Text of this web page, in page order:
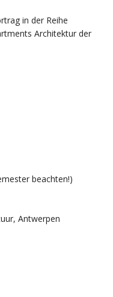
in der Reihe
Architektur der
beachten!)
Antwerpen